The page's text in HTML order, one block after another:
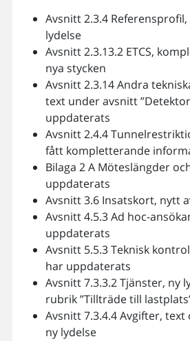
Avsnitt 2.3.4
lydelse
Avsnitt 2.3.13.2 ETCS,
nya stycken
Avsnitt 2.3.14 Andra
text under avsnitt
uppdaterats
Avsnitt 2.4.4
fått kompletterande
Bilaga 2 A Möteslängder
uppdaterats
Avsnitt 3.6 Insatskort, nytt
Avsnitt 4.5.3 Ad hoc-
uppdaterats
Avsnitt 5.5.3 Teknisk
har uppdaterats
Avsnitt 7.3.3.2 Tjänster, ny
rubrik ”Tillträde till
Avsnitt 7.3.4.4 Avgifter,
ny lydelse